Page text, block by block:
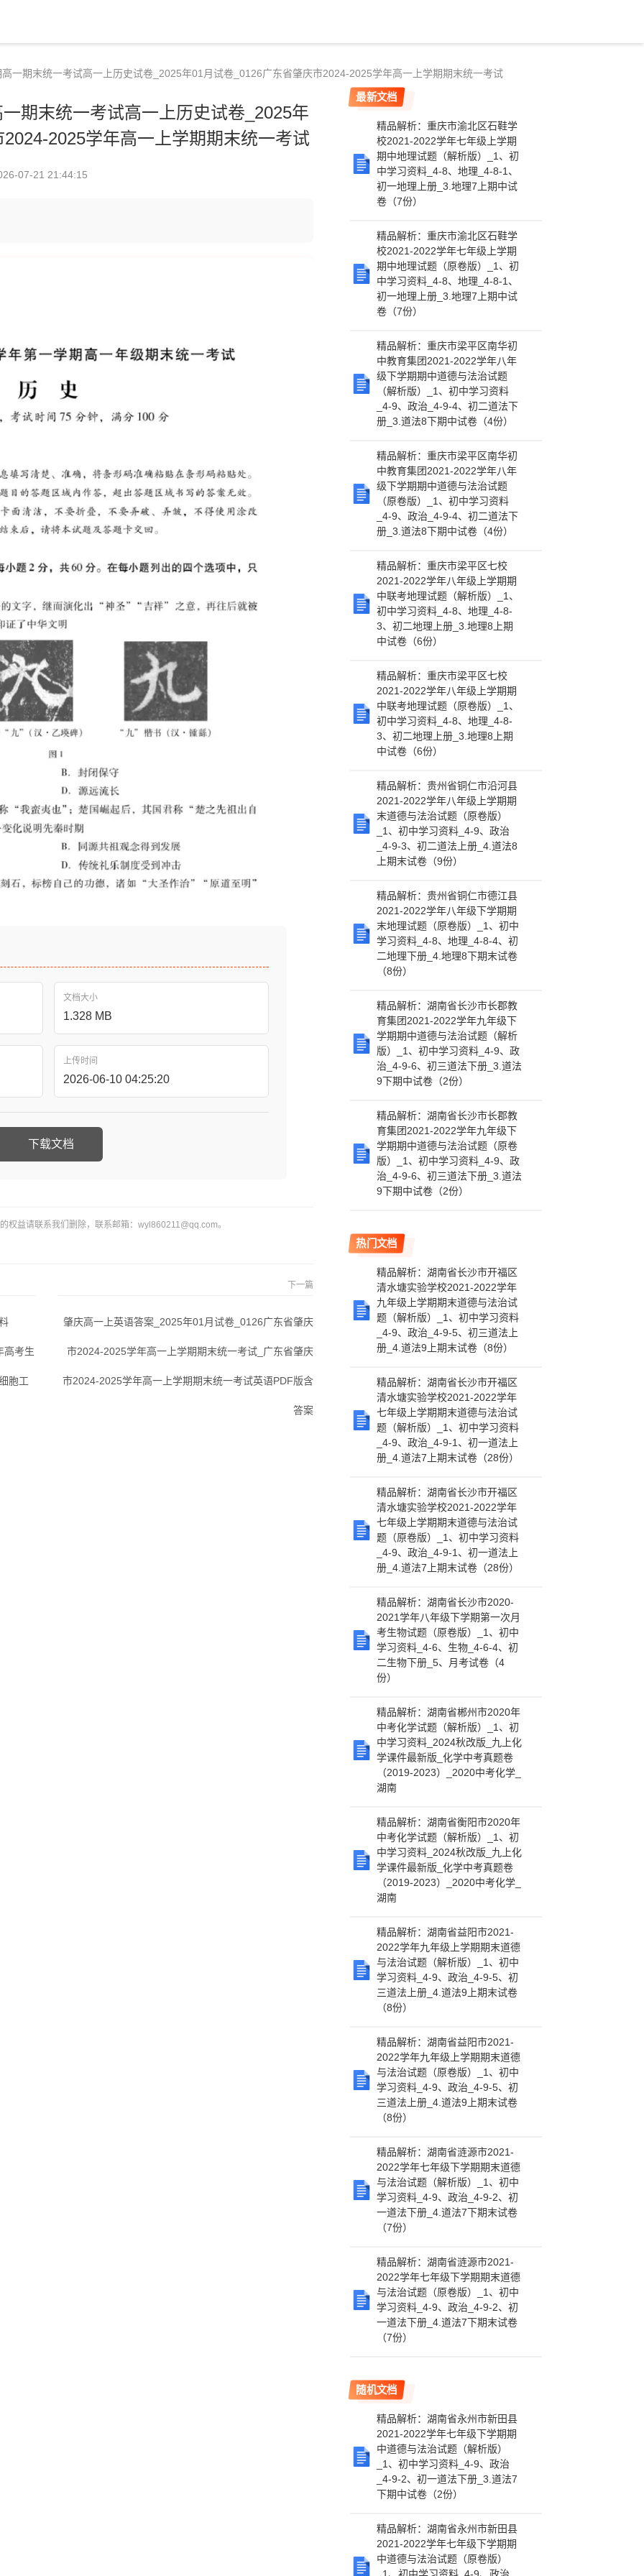
一期末统一考试高一上历史试卷_2025年01月试卷_0126广东省肇庆市2024-2025学年高一上学期期末统一考试
期末统一考试高一上历史试卷_2025年
2025学年高一上学期期末统一考试
07-21 21:44:15
文档大小
1.328 MB
上传时间
2026-06-10 04:25:20
下载文档
权益请联系我们删除，联系邮箱：wyl860211@qq.com。
高考生
胞工
下一篇
肇庆高一上英语答案_2025年01月试卷_0126广东省肇庆
市2024-2025学年高一上学期期末统一考试_广东省肇庆
市2024-2025学年高一上学期期末统一考试英语PDF版含
答案
最新文档
精品解析：重庆市渝北区石鞋学
校2021-2022学年七年级上学期
期中地理试题（解析版）_1、初
中学习资料_4-8、地理_4-8-1、
初一地理上册_3.地理7上期中试
卷（7份）
精品解析：重庆市渝北区石鞋学
校2021-2022学年七年级上学期
期中地理试题（原卷版）_1、初
中学习资料_4-8、地理_4-8-1、
初一地理上册_3.地理7上期中试
卷（7份）
精品解析：重庆市梁平区南华初
中教育集团2021-2022学年八年
级下学期期中道德与法治试题
（解析版）_1、初中学习资料
_4-9、政治_4-9-4、初二道法下
册_3.道法8下期中试卷（4份）
精品解析：重庆市梁平区南华初
中教育集团2021-2022学年八年
级下学期期中道德与法治试题
（原卷版）_1、初中学习资料
_4-9、政治_4-9-4、初二道法下
册_3.道法8下期中试卷（4份）
精品解析：重庆市梁平区七校
2021-2022学年八年级上学期期
中联考地理试题（解析版）_1、
初中学习资料_4-8、地理_4-8-
3、初二地理上册_3.地理8上期
中试卷（6份）
精品解析：重庆市梁平区七校
2021-2022学年八年级上学期期
中联考地理试题（原卷版）_1、
初中学习资料_4-8、地理_4-8-
3、初二地理上册_3.地理8上期
中试卷（6份）
精品解析：贵州省铜仁市沿河县
2021-2022学年八年级上学期期
末道德与法治试题（原卷版）
_1、初中学习资料_4-9、政治
_4-9-3、初二道法上册_4.道法8
上期末试卷（9份）
精品解析：贵州省铜仁市德江县
2021-2022学年八年级下学期期
末地理试题（原卷版）_1、初中
学习资料_4-8、地理_4-8-4、初
二地理下册_4.地理8下期末试卷
（8份）
精品解析：湖南省长沙市长郡教
育集团2021-2022学年九年级下
学期期中道德与法治试题（解析
版）_1、初中学习资料_4-9、政
治_4-9-6、初三道法下册_3.道法
9下期中试卷（2份）
精品解析：湖南省长沙市长郡教
育集团2021-2022学年九年级下
学期期中道德与法治试题（原卷
版）_1、初中学习资料_4-9、政
治_4-9-6、初三道法下册_3.道法
9下期中试卷（2份）
热门文档
精品解析：湖南省长沙市开福区
清水塘实验学校2021-2022学年
九年级上学期期末道德与法治试
题（解析版）_1、初中学习资料
_4-9、政治_4-9-5、初三道法上
册_4.道法9上期末试卷（8份）
精品解析：湖南省长沙市开福区
清水塘实验学校2021-2022学年
七年级上学期期末道德与法治试
题（解析版）_1、初中学习资料
_4-9、政治_4-9-1、初一道法上
册_4.道法7上期末试卷（28份）
精品解析：湖南省长沙市开福区
清水塘实验学校2021-2022学年
七年级上学期期末道德与法治试
题（原卷版）_1、初中学习资料
_4-9、政治_4-9-1、初一道法上
册_4.道法7上期末试卷（28份）
精品解析：湖南省长沙市2020-
2021学年八年级下学期第一次月
考生物试题（原卷版）_1、初中
学习资料_4-6、生物_4-6-4、初
二生物下册_5、月考试卷（4
份）
精品解析：湖南省郴州市2020年
中考化学试题（解析版）_1、初
中学习资料_2024秋改版_九上化
学课件最新版_化学中考真题卷
（2019-2023）_2020中考化学_
湖南
精品解析：湖南省衡阳市2020年
中考化学试题（解析版）_1、初
中学习资料_2024秋改版_九上化
学课件最新版_化学中考真题卷
（2019-2023）_2020中考化学_
湖南
精品解析：湖南省益阳市2021-
2022学年九年级上学期期末道德
与法治试题（解析版）_1、初中
学习资料_4-9、政治_4-9-5、初
三道法上册_4.道法9上期末试卷
（8份）
精品解析：湖南省益阳市2021-
2022学年九年级上学期期末道德
与法治试题（原卷版）_1、初中
学习资料_4-9、政治_4-9-5、初
三道法上册_4.道法9上期末试卷
（8份）
精品解析：湖南省涟源市2021-
2022学年七年级下学期期末道德
与法治试题（解析版）_1、初中
学习资料_4-9、政治_4-9-2、初
一道法下册_4.道法7下期末试卷
（7份）
精品解析：湖南省涟源市2021-
2022学年七年级下学期期末道德
与法治试题（原卷版）_1、初中
学习资料_4-9、政治_4-9-2、初
一道法下册_4.道法7下期末试卷
（7份）
随机文档
精品解析：湖南省永州市新田县
2021-2022学年七年级下学期期
中道德与法治试题（解析版）
_1、初中学习资料_4-9、政治
_4-9-2、初一道法下册_3.道法7
下期中试卷（2份）
精品解析：湖南省永州市新田县
2021-2022学年七年级下学期期
中道德与法治试题（原卷版）